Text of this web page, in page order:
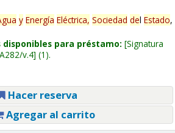
y Energía Eléctrica, Sociedad del Estado,
disponibles para préstamo: Signatura
v.4 (1).
Hacer reserva
Agregar al carrito